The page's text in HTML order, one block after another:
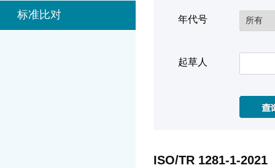
标准比对 年代号
起草人
ISO/TR 1281-1-2021